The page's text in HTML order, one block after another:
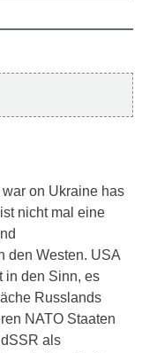
war on Ukraine has
nicht mal eine
den Westen. USA
in den Sinn, es
Russlands
NATO Staaten
als